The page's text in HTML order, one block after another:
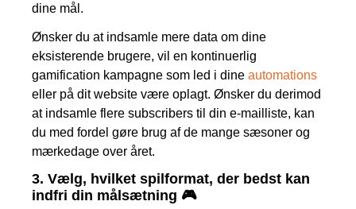
dine mål.
Ønsker du at indsamle mere data om dine
eksisterende brugere, vil en kontinuerlig
gamification kampagne som led i dine automations
eller på dit website være oplagt. Ønsker du derimod
at indsamle flere subscribers til din e-mailliste, kan
du med fordel gøre brug af de mange sæsoner og
mærkedage over året.
3. Vælg, hvilket spilformat, der bedst kan
indfri din målsætning 🎮